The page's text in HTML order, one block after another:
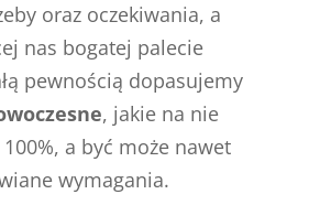
oraz oczekiwania, a
nas bogatej palecie
pewnością dopasujemy
, jakie na nie
a być może nawet
wymagania.